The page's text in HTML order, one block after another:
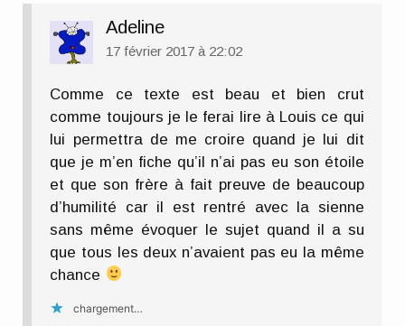
Adeline
17 février 2017 à 22:02
Comme ce texte est beau et bien crut
comme toujours je le ferai lire à Louis ce qui
lui permettra de me croire quand je lui dit
que je m’en fiche qu’il n’ai pas eu son étoile
et que son frère à fait preuve de beaucoup
d’humilité car il est rentré avec la sienne
sans même évoquer le sujet quand il a su
que tous les deux n’avaient pas eu la même
chance
chargement…